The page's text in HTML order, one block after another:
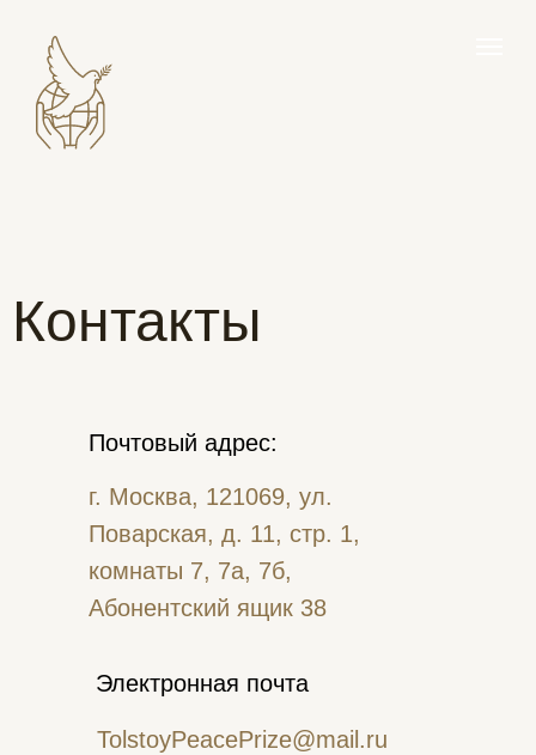
Контакты
Электронная почта
Почтовый адрес:
TolstoyPeacePrize@mail.ru
г. Москва, 121069, ул.
Поварская, д. 11, стр. 1,
комнаты 7, 7а, 7б,
Абонентский ящик 38